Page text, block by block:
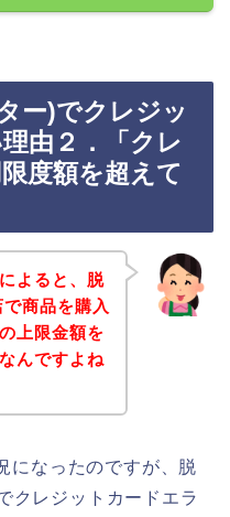
ー)でクレジッ
由２．「クレ
度額を超えて
よると、脱
商品を購入
上限金額を
んですよね
になったのですが、脱
クレジットカードエラ